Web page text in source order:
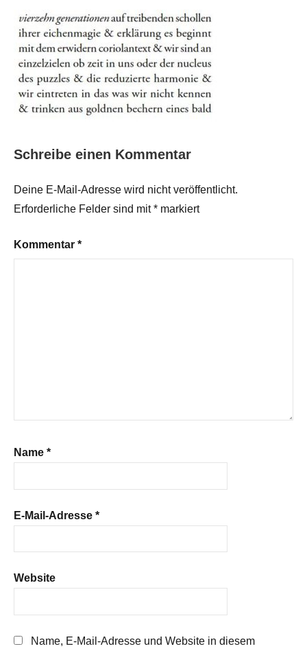
Schreibe einen Kommentar
Deine E-Mail-Adresse wird nicht veröffentlicht.
Erforderliche Felder sind mit* markiert
Kommentar *
Name *
E-Mail-Adresse *
Website
Name, E-Mail-Adresse und Website in diesem